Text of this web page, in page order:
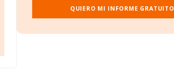
QUIERO MI INFORME GRATUITO